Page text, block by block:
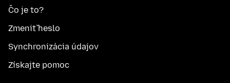
Čo je to?
Zmeniť heslo
Synchronizácia údajov
Získajte pomoc